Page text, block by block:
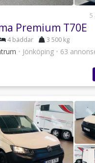
5
Premium T70E
4 bäddar 3 500 kg
• Jönköping • 63